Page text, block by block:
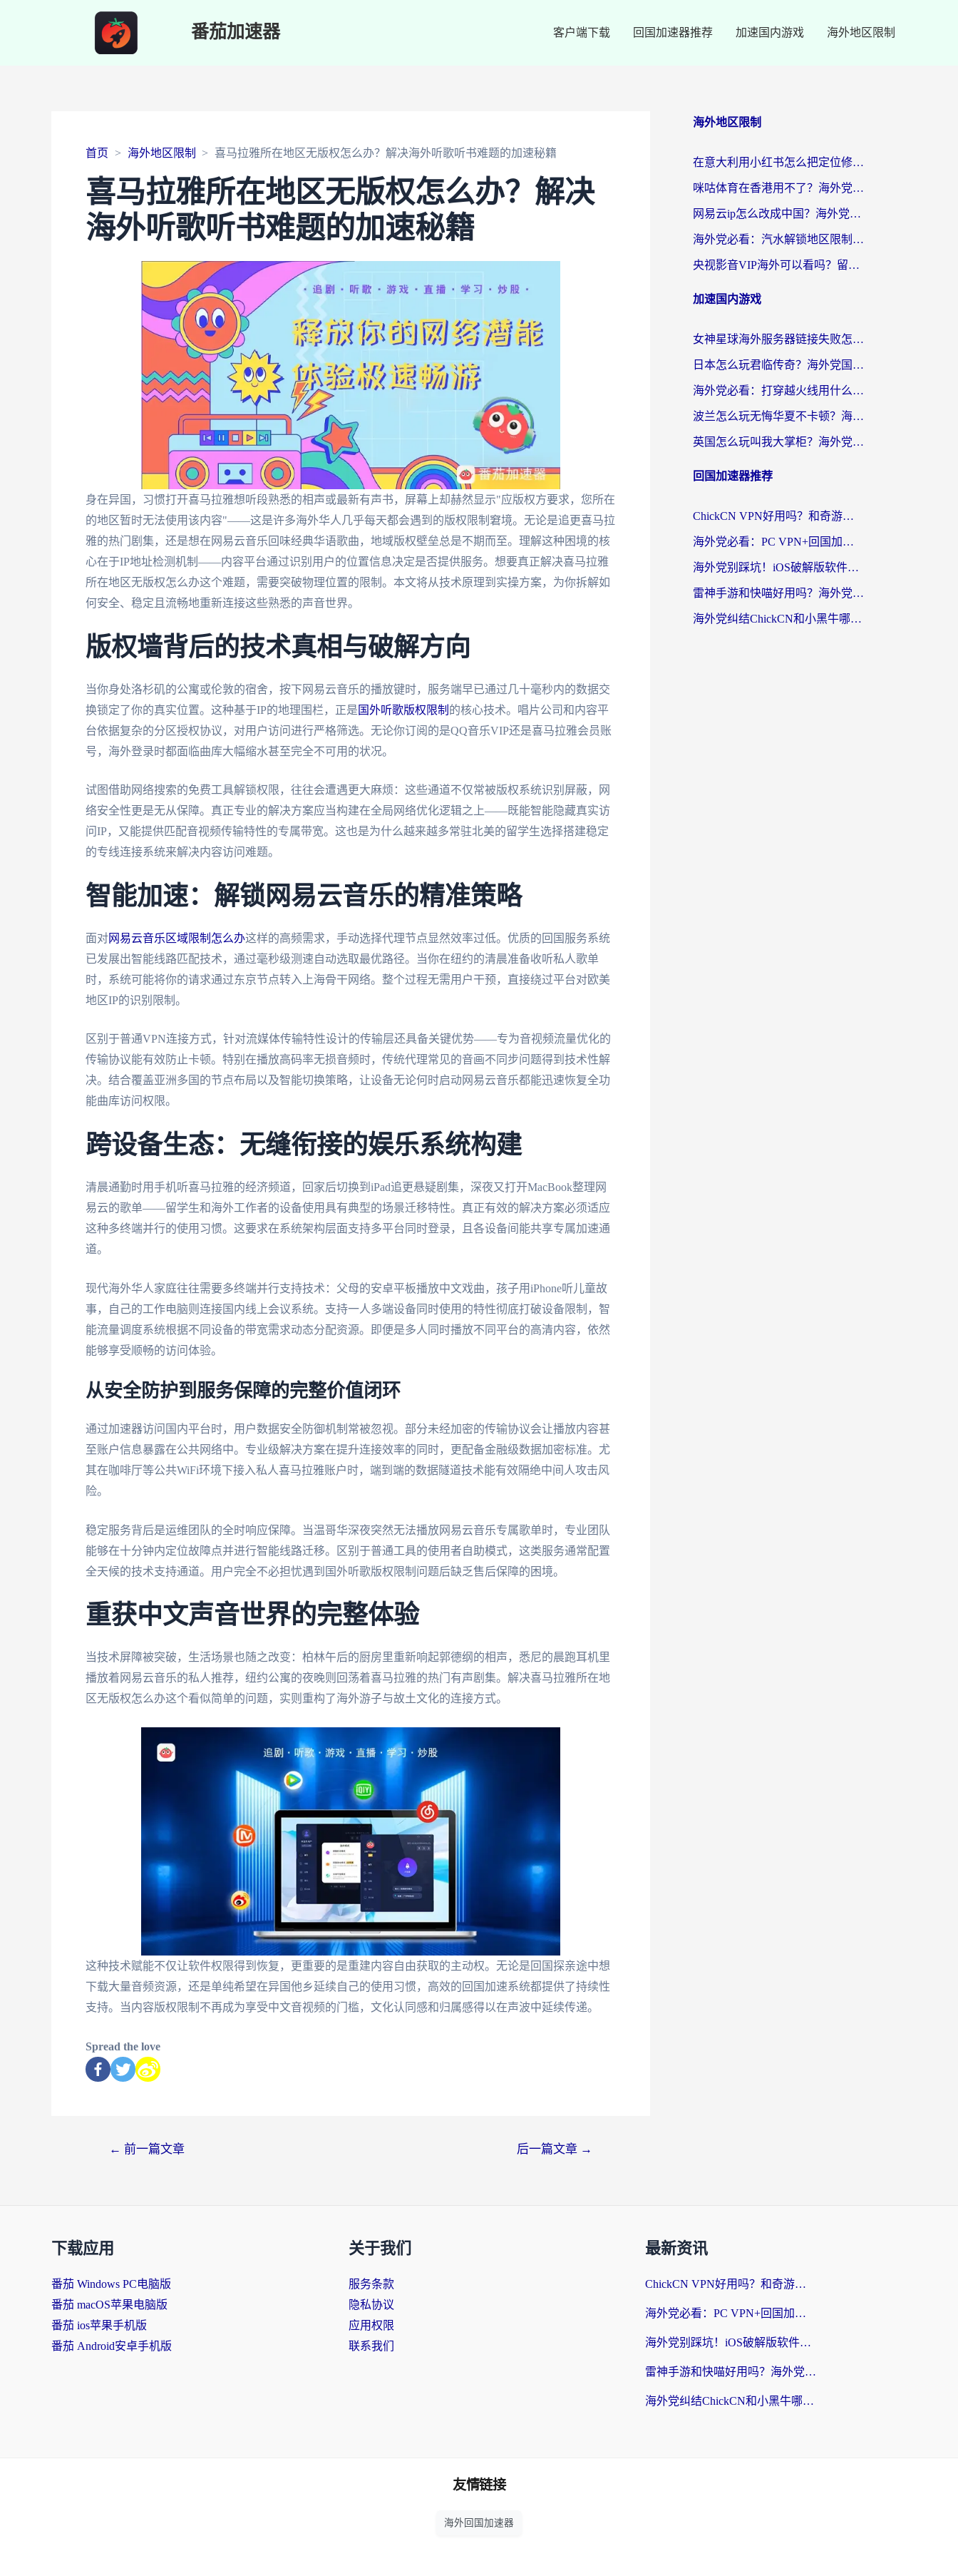
番茄加速器 客户端下载 回国加速器推荐 加速国内游戏 海外地区限制
首页 海外地区限制 喜马拉雅所在地区无版权怎么办？解决海外听歌听书难题的加速秘籍
喜马拉雅所在地区无版权怎么办？解决
海外听歌听书难题的加速秘籍
身在异国，习惯打开喜马拉雅想听段熟悉的相声或最新有声书，屏幕上却赫然显示"应版权方要求，您所在
的地区暂时无法使用该内容"——这是许多海外华人几乎每天都会遇到的版权限制窘境。无论是追更喜马拉
雅的热门剧集，还是想在网易云音乐回味经典华语歌曲，地域版权壁垒总是不期而至。理解这种困境的核
心在于IP地址检测机制——内容平台通过识别用户的位置信息决定是否提供服务。想要真正解决喜马拉雅
所在地区无版权怎么办这个难题，需要突破物理位置的限制。本文将从技术原理到实操方案，为你拆解如
何安全、稳定且流畅地重新连接这些熟悉的声音世界。
版权墙背后的技术真相与破解方向
当你身处洛杉矶的公寓或伦敦的宿舍，按下网易云音乐的播放键时，服务端早已通过几十毫秒内的数据交
换锁定了你的真实位置。这种基于IP的地理围栏，正是 国外听歌版权限制 的核心技术。唱片公司和内容平
台依据复杂的分区授权协议，对用户访问进行严格筛选。无论你订阅的是QQ音乐VIP还是喜马拉雅会员账
号，海外登录时都面临曲库大幅缩水甚至完全不可用的状况。
试图借助网络搜索的免费工具解锁权限，往往会遭遇更大麻烦：这些通道不仅常被版权系统识别屏蔽，网
络安全性更是无从保障。真正专业的解决方案应当构建在全局网络优化逻辑之上——既能智能隐藏真实访
问IP，又能提供匹配音视频传输特性的专属带宽。这也是为什么越来越多常驻北美的留学生选择搭建稳定
的专线连接系统来解决内容访问难题。
智能加速：解锁网易云音乐的精准策略
面对网易云音乐区域限制怎么办这样的高频需求，手动选择代理节点显然效率过低。优质的回国服务系统
已发展出智能线路匹配技术，通过毫秒级测速自动选取最优路径。当你在纽约的清晨准备收听私人歌单
时，系统可能将你的请求通过东京节点转入上海骨干网络。整个过程无需用户干预，直接绕过平台对欧美
地区IP的识别限制。
区别于普通VPN连接方式，针对流媒体传输特性设计的传输层还具备关键优势——专为音视频流量优化的
传输协议能有效防止卡顿。特别在播放高码率无损音频时，传统代理常见的音画不同步问题得到技术性解
决。结合覆盖亚洲多国的节点布局以及智能切换策略，让设备无论何时启动网易云音乐都能迅速恢复全功
能曲库访问权限。
跨设备生态：无缝衔接的娱乐系统构建
清晨通勤时用手机听喜马拉雅的经济频道，回家后切换到iPad追更悬疑剧集，深夜又打开MacBook整理网
易云的歌单——留学生和海外工作者的设备使用具有典型的场景迁移特性。真正有效的解决方案必须适应
这种多终端并行的使用习惯。这要求在系统架构层面支持多平台同时登录，且各设备间能共享专属加速通
道。
现代海外华人家庭往往需要多终端并行支持技术：父母的安卓平板播放中文戏曲，孩子用iPhone听儿童故
事，自己的工作电脑则连接国内线上会议系统。支持一人多端设备同时使用的特性彻底打破设备限制，智
能流量调度系统根据不同设备的带宽需求动态分配资源。即便是多人同时播放不同平台的高清内容，依然
能够享受顺畅的访问体验。
从安全防护到服务保障的完整价值闭环
通过加速器访问国内平台时，用户数据安全防御机制常被忽视。部分未经加密的传输协议会让播放内容甚
至账户信息暴露在公共网络中。专业级解决方案在提升连接效率的同时，更配备金融级数据加密标准。尤
其在咖啡厅等公共WiFi环境下接入私人喜马拉雅账户时，端到端的数据隧道技术能有效隔绝中间人攻击风
险。
稳定服务背后是运维团队的全时响应保障。当温哥华深夜突然无法播放网易云音乐专属歌单时，专业团队
能够在十分钟内定位故障点并进行智能线路迁移。区别于普通工具的使用者自助模式，这类服务通常配置
全天候的技术支持通道。用户完全不必担忧遇到国外听歌版权限制问题后缺乏售后保障的困境。
重获中文声音世界的完整体验
当技术屏障被突破，生活场景也随之改变：柏林午后的厨房里重新响起郭德纲的相声，悉尼的晨跑耳机里
播放着网易云音乐的私人推荐，纽约公寓的夜晚则回荡着喜马拉雅的热门有声剧集。解决喜马拉雅所在地
区无版权怎么办这个看似简单的问题，实则重构了海外游子与故土文化的连接方式。
这种技术赋能不仅让软件权限得到恢复，更重要的是重建内容自由获取的主动权。无论是回国探亲途中想
下载大量音频资源，还是单纯希望在异国他乡延续自己的使用习惯，高效的回国加速系统都提供了持续性
支持。当内容版权限制不再成为享受中文音视频的门槛，文化认同感和归属感得以在声波中延续传递。
Spread the love
← 前一篇文章 后一篇文章 →
海外地区限制
在意大利用小红书怎么把定位修改到中国国内？3个实用技巧+1个靠谱工具帮你搞定
咪咕体育在香港用不了？海外党必看的回国加速器选择指南（附3个真实场景解决方案）
网易云ip怎么改成中国？海外党听音乐听书的无痛解决方案
海外党必看：汽水解锁地区限制怎么解除？3招解决国内影音&生活服务难题
央视影音VIP海外可以看吗？留学生亲测有效的回国加速器选择指南
加速国内游戏
女神星球海外服务器链接失败怎么解决？海外党国服游戏加速避坑指南
日本怎么玩君临传奇？海外党国服游戏加速避坑指南（附菲律宾欧洲玩家实测）
海外党必看：打穿越火线用什么加速器？解决延迟卡顿，还能玩奇妙拼图世界和第五人格
波兰怎么玩无悔华夏不卡顿？海外国服游戏加速器终极指南（附征途2萤火突击解决方案）
英国怎么玩叫我大掌柜？海外党国服游戏加速避坑指南（附实测推荐）
回国加速器推荐
ChickCN VPN好用吗？和奇游手游VPN对比哪个回国效果更好？海外党亲测实用指南
海外党必看：PC VPN+回国加速器怎么选？无缝访问国内资源全攻略
海外党别踩坑！iOS破解版软件不可靠？教你选对回国加速器无缝看国内资源
雷神手游和快喵好用吗？海外党亲测5款回国加速器，附斧牛Bling对比+微信视频号解决办法
海外党纠结ChickCN和小黑牛哪个好？一篇帮你选对回国加速器的实用指南
下载应用
番茄 Windows PC电脑版
番茄 macOS苹果电脑版
番茄 ios苹果手机版
番茄 Android安卓手机版
关于我们
服务条款
隐私协议
应用权限
联系我们
最新资讯
ChickCN VPN好用吗？和奇游手游VPN对比哪个回国效果更好？海外党亲测实用指南
海外党必看：PC VPN+回国加速器怎么选？无缝访问国内资源全攻略
海外党别踩坑！iOS破解版软件不可靠？教你选对回国加速器无缝看国内资源
雷神手游和快喵好用吗？海外党亲测5款回国加速器，附斧牛Bling对比+微信视频号解决办法
海外党纠结ChickCN和小黑牛哪个好？一篇帮你选对回国加速器的实用指南
友情链接
海外回国加速器